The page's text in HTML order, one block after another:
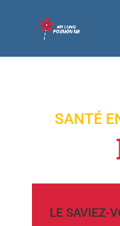
SANTÉ
LE SAVIEZ-